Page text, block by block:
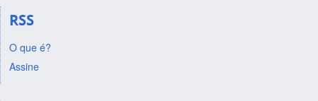
RSS
O que é?
Assine